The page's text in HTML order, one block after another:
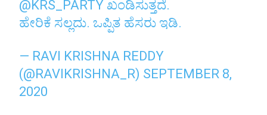
@KRS_PARTY ಖಂಡಿಸುತ್ತದೆ.
ಹೇರಿಕೆ ಸಲ್ಲದು. ಒಪ್ಪಿತ ಹೆಸರು ಇಡಿ.
— RAVI KRISHNA REDDY
(@RAVIKRISHNA_R) SEPTEMBER 8,
2020